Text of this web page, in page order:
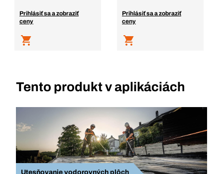
Prihlásiť sa a zobraziť
ceny
Prihlásiť sa a zobraziť
ceny
Tento produkt v aplikáciách
Utesňovanie vodorovných plôch